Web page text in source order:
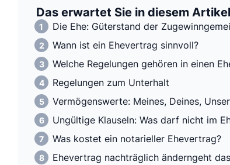
Das erwartet Sie in diesem Artikel
Die Ehe: Güterstand der
Wann ist ein Ehevertrag sinnvoll?
Welche Regelungen gehören in einen
Regelungen zum Unterhalt
Vermögenswerte: Meines, Deines,
Ungültige Klauseln: Was darf nicht im
Was kostet ein notarieller Ehevertrag?
Ehevertrag nachträglich änderngeht